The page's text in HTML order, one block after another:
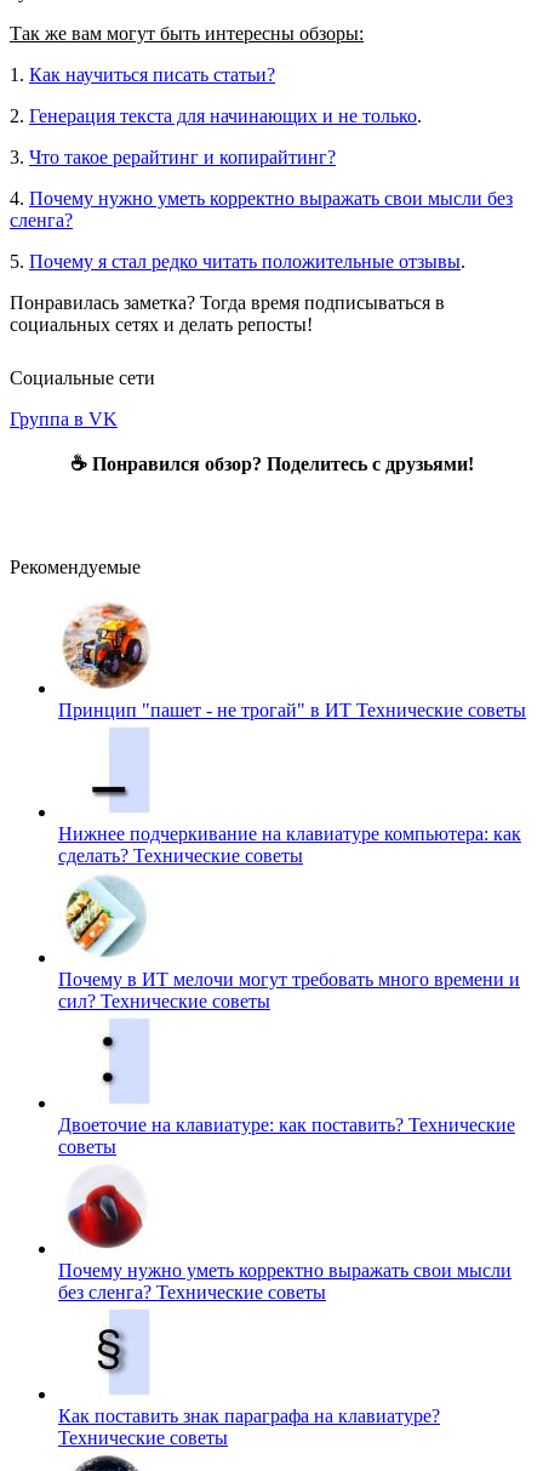
Так же вам могут быть интересны обзоры:
1. Как научиться писать статьи?
2. Генерация текста для начинающих и не только.
3. Что такое рерайтинг и копирайтинг?
4. Почему нужно уметь корректно выражать свои мысли без
сленга?
5. Почему я стал редко читать положительные отзывы.
Понравилась заметка? Тогда время подписываться в
социальных сетях и делать репосты!
Социальные сети
Группа в VK
☕ Понравился обзор? Поделитесь с друзьями!
Рекомендуемые
Принцип "пашет - не трогай" в ИТ Технические советы
Нижнее подчеркивание на клавиатуре компьютера: как
сделать? Технические советы
Почему в ИТ мелочи могут требовать много времени и
сил? Технические советы
Двоеточие на клавиатуре: как поставить? Технические
советы
Почему нужно уметь корректно выражать свои мысли
без сленга? Технические советы
Как поставить знак параграфа на клавиатуре?
Технические советы